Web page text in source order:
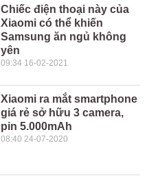
Chiếc điện thoại này của
Xiaomi có thể khiến
Samsung ăn ngủ không
yên
09:34 16-02-2021
Xiaomi ra mắt smartphone
giá rẻ sở hữu 3 camera,
pin 5.000mAh
08:40 24-07-2020